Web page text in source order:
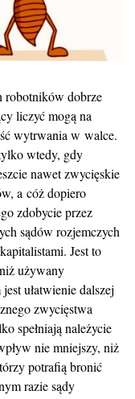
robotników dobrze
liczyć mogą na
wytrwania w walce.
wtedy, gdy
nawet zwycięskie
a cóż dopiero
zdobycie przez
sądów rozjemczych
Jest to
używany
ułatwienie dalszej
zwycięstwa
spełniają należycie
nie mniejszy, niż
potrafią bronić
razie sądy